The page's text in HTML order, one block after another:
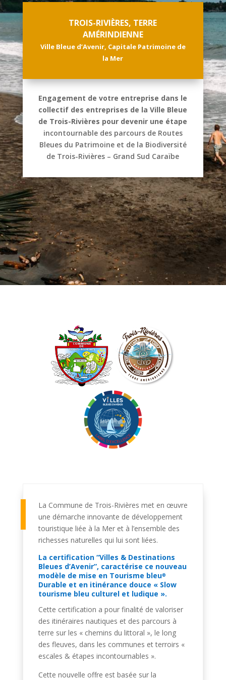
TROIS-RIVIÈRES, TERRE
AMÉRINDIENNE
Ville Bleue d’Avenir, Capitale Patrimoine de
la Mer
Engagement de votre entreprise dans le
collectif des entreprises de la Ville Bleue
de Trois-Rivières pour devenir une étape
incontournable des parcours de Routes
Bleues du Patrimoine et de la Biodiversité
de Trois-Rivières – Grand Sud Caraïbe
La Commune de Trois-Rivières met en œuvre
une démarche innovante de développement
touristique liée à la Mer et à l’ensemble des
richesses naturelles qui lui sont liées.
La certification “Villes & Destinations
Bleues d’Avenir”, caractérise ce nouveau
modèle de mise en Tourisme bleu®
Durable et en itinérance douce « Slow
tourisme bleu culturel et ludique ».
Cette certification a pour finalité de valoriser
des itinéraires nautiques et des parcours à
terre sur les « chemins du littoral », le long
des fleuves, dans les communes et terroirs «
escales & étapes incontournables ».
Cette nouvelle offre est basée sur la